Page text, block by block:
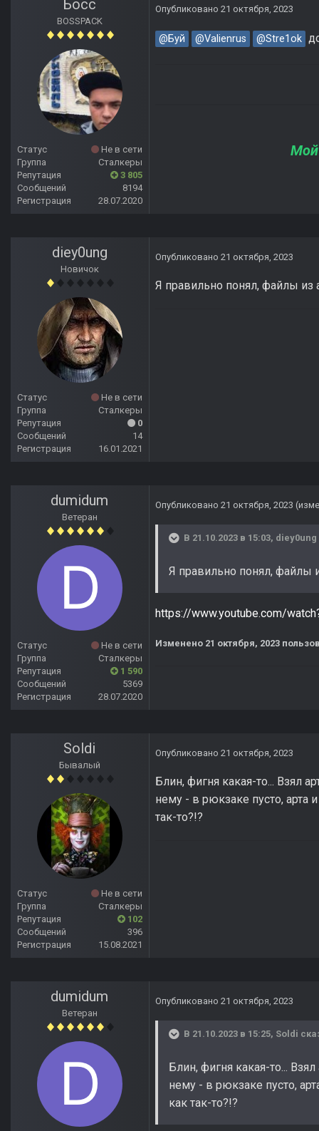
Босс
BOSSPACK
Статус
Не в сети
Группа
Сталкеры
Репутация
3 805
Сообщений
8194
Регистрация
28.07.2020
Опубликовано 21 октября, 2023
@Буй @Valienrus @Stre1ok
diey0ung
Новичок
Статус
Не в сети
Группа
Сталкеры
Репутация
0
Сообщений
14
Регистрация
16.01.2021
Опубликовано 21 октября, 2023
Я правильно понял, файлы
dumidum
Ветеран
Статус
Не в сети
Группа
Сталкеры
Репутация
1 590
Сообщений
5369
Регистрация
28.07.2020
Опубликовано 21 октября, 2023
В 21.10.2023 в 15:03, diey0ung
Я правильно понял, файлы
https://www.youtube.com/
Изменено 21 октября, 2023
Soldi
Бывалый
Статус
Не в сети
Группа
Сталкеры
Репутация
102
Сообщений
396
Регистрация
15.08.2021
Опубликовано 21 октября, 2023
Блин, фигня какая-то... Взял
нему - в рюкзаке пусто, арта
так-то?!?
dumidum
Ветеран
Опубликовано 21 октября, 2023
В 21.10.2023 в 15:25, Soldi
Блин, фигня какая-то...
нему - в рюкзаке пусто,
как так-то?!?